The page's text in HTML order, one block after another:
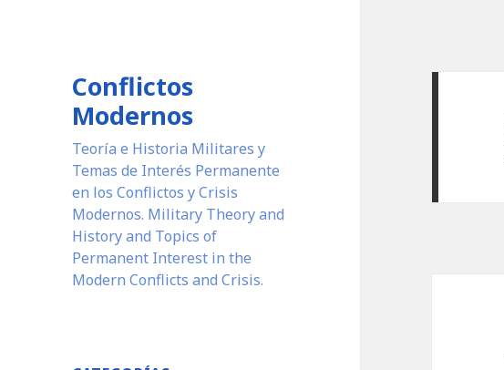
Conflictos
Modernos
Teoría e Historia Militares y
Temas de Interés Permanente
en los Conflictos y Crisis
Modernos. Military Theory and
History and Topics of
Permanent Interest in the
Modern Conflicts and Crisis.